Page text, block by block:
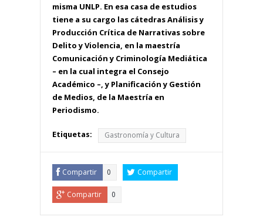
misma UNLP. En esa casa de estudios
tiene a su cargo las cátedras Análisis y
Producción Crítica de Narrativas sobre
Delito y Violencia, en la maestría
Comunicación y Criminología Mediática
– en la cual integra el Consejo
Académico –, y Planificación y Gestión
de Medios, de la Maestría en
Periodismo.
Etiquetas: Gastronomía y Cultura
Compartir 0 Compartir
Compartir 0